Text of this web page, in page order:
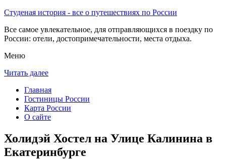
Студеная история - все о путешествиях по России
Все самое увлекательное, для отправляющихся в поездку по
России: отели, достопримечательности, места отдыха.
Меню
Читать далее
Главная
Гостиницы России
Карта России
О сайте
Холидэй Хостел на Улице Калинина в
Екатеринбурге